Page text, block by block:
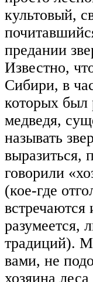
культовый,
предании
Известно,
Сибири, в
которых был
медведя,
называть
выразиться,
говорили
(кое-где
встречаются
разумеется,
традиций).
вами, не
хозяина